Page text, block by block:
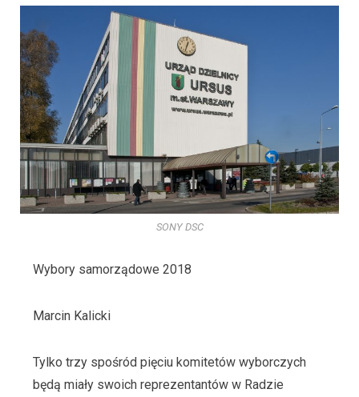
SONY DSC
Wybory samorządowe 2018
Marcin Kalicki
Tylko trzy spośród pięciu komitetów wyborczych
będą miały swoich reprezentantów w Radzie